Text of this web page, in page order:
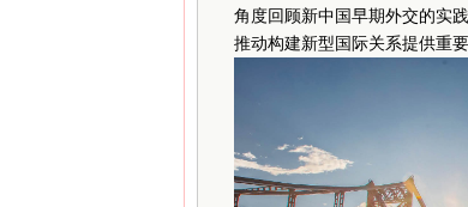
角度回顾新中国早期外交的实
推动构建新型国际关系提供重要